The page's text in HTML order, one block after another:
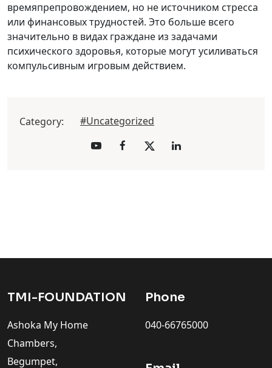
времяпрепровождением, но не источником стресса
или финансовых трудностей. Это больше всего
значительно в видах граждане из задачами
психического здоровья, которые могут усиливаться
компульсивным игровым действием.
Category: #Uncategorized
TMI-FOUNDATION
Ashoka My Home
Chambers,
Begumpet,
Phone
040-66765000